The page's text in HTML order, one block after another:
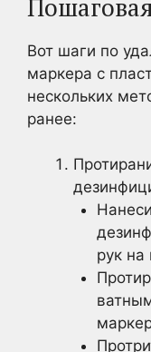
Вот шаги по
маркера с
нескольких
ранее:
рук на